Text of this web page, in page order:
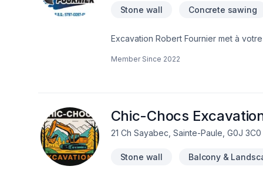
Stone wall Concrete sawing
Excavation Robert Fournier met à
l'efficacité pour bâtir des relations de
Member Since 2022
Chic-Chocs
21 Ch Sayabec, Sainte-Paule, G0J 3C0
Stone wall Balcony &